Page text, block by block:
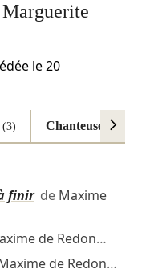
Marguerite
le20
(3) Chanteuse (3)
finirde Maxime
de Redon…
de Redon…